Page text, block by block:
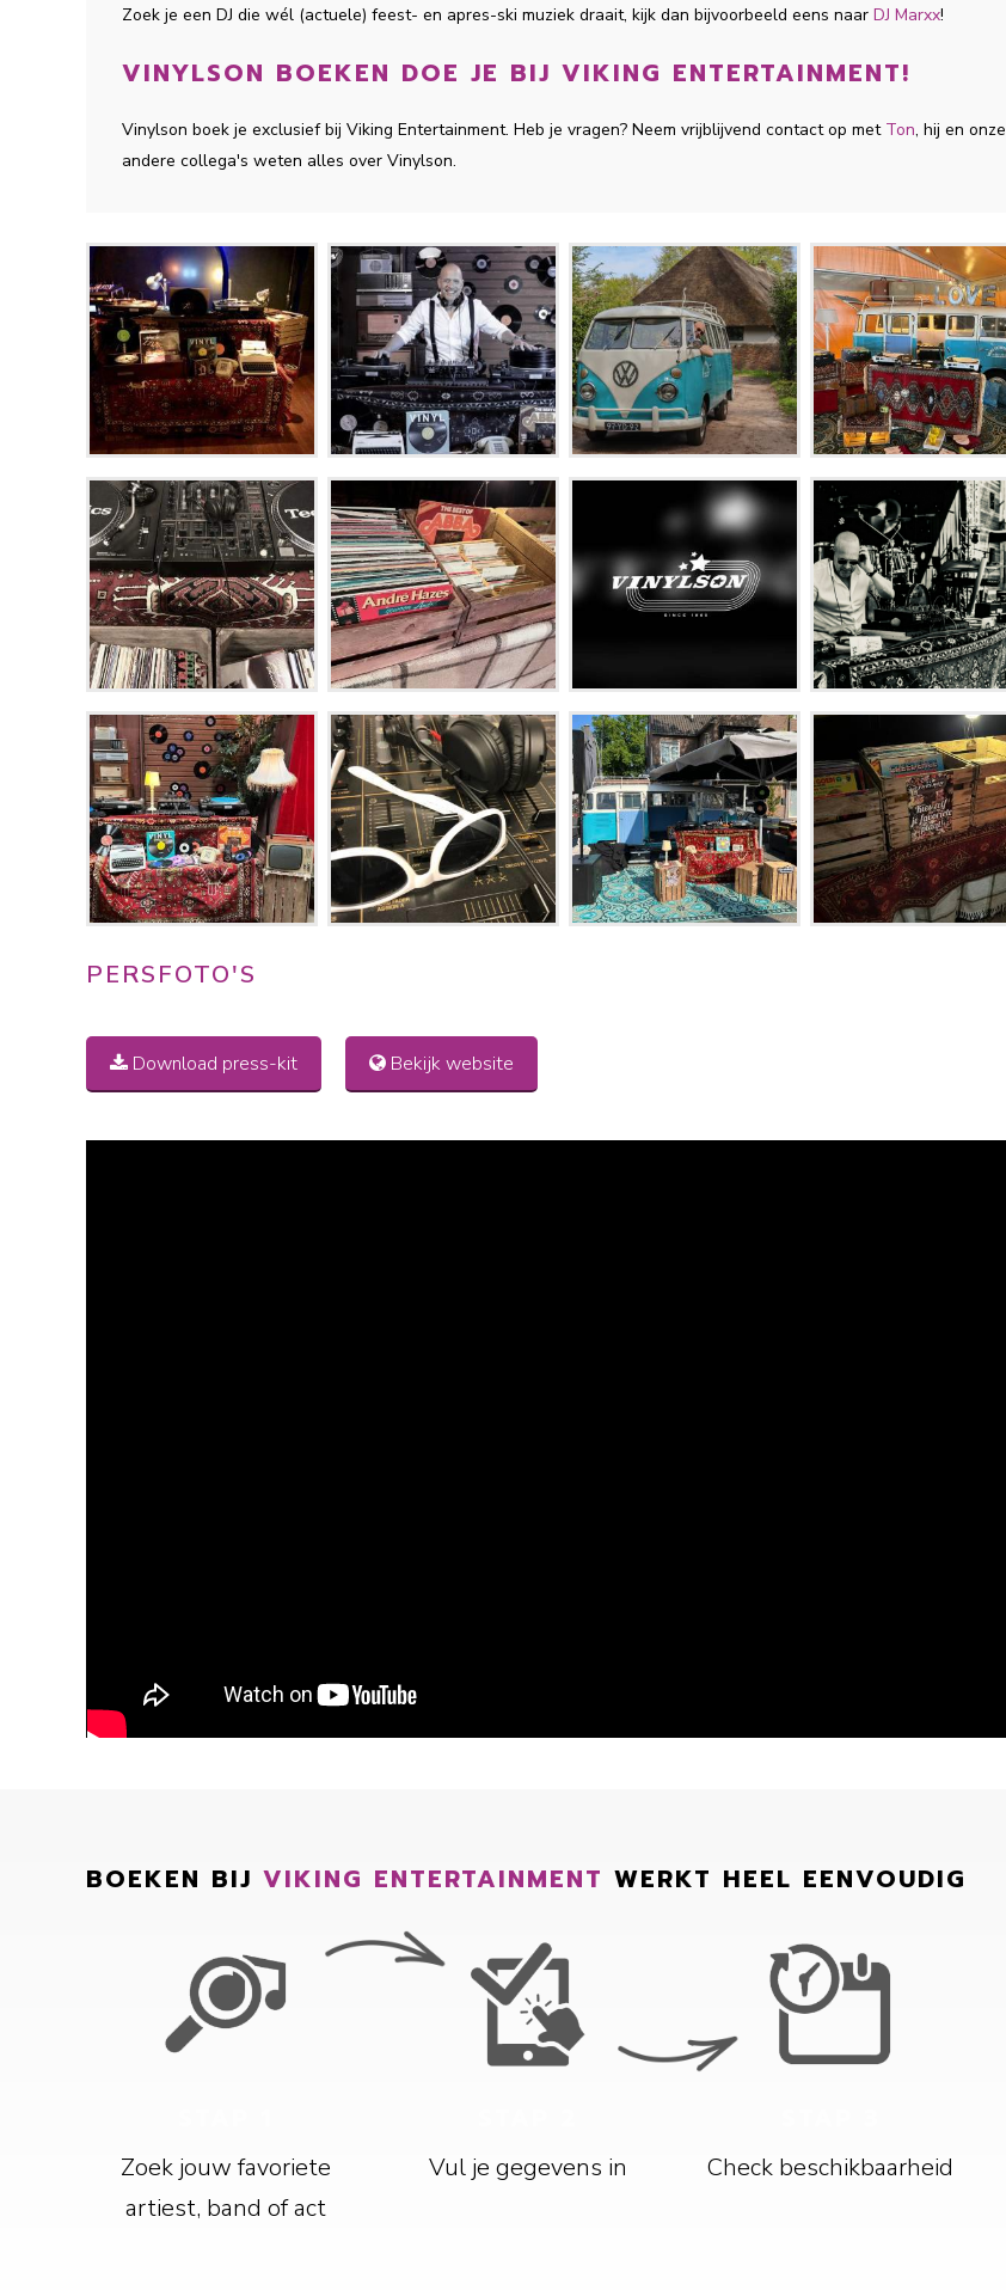
Zoek je een DJ die wél (actuele) feest- en apres-ski muziek draait, kijk dan bijvoorbeeld eens naar DJ Marxx!
VINYLSON BOEKEN DOE JE BIJ VIKING ENTERTAINMENT!
Vinylson boek je exclusief bij Viking Entertainment. Heb je vragen? Neem vrijblijvend contact op met Ton, hij en onze
andere collega's weten alles over Vinylson.
PERSFOTO'S
Download press-kit
Bekijk website
BOEKEN BIJ VIKING ENTERTAINMENT WERKT HEEL EENVOUDIG
Zoek jouw favoriete
artiest, band of act
Vul je gegevens in Check beschikbaarheid